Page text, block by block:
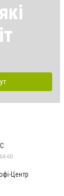
60
Центр